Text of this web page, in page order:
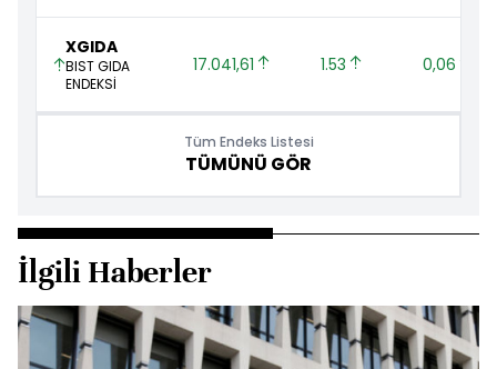
XGIDA
BIST GIDA
ENDEKSİ
17.041,61 1.53 0,06
Tüm Endeks Listesi
TÜMÜNÜ GÖR
İlgili Haberler